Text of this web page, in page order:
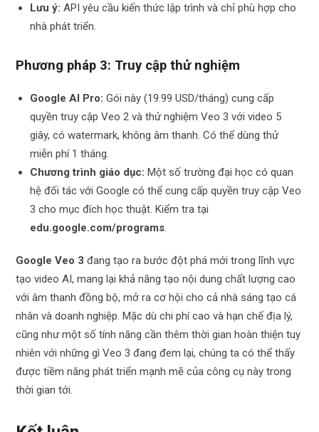
Lưu ý: API yêu cầu kiến thức lập trình và chỉ phù hợp cho
nhà phát triển.
Phương pháp 3: Truy cập thử nghiệm
Google AI Pro: Gói này (19.99 USD/tháng) cung cấp
quyền truy cập Veo 2 và thử nghiệm Veo 3 với video 5
giây, có watermark, không âm thanh. Có thể dùng thử
miễn phí 1 tháng.
Chương trình giáo dục: Một số trường đại học có quan
hệ đối tác với Google có thể cung cấp quyền truy cập Veo
3 cho mục đích học thuật. Kiểm tra tại
edu.google.com/programs
Google Veo 3 đang tạo ra bước đột phá mới trong lĩnh vực
tạo video AI, mang lại khả năng tạo nội dung chất lượng cao
với âm thanh đồng bộ, mở ra cơ hội cho cả nhà sáng tạo cá
nhân và doanh nghiệp. Mặc dù chi phí cao và hạn chế địa lý,
cũng như một số tính năng cần thêm thời gian hoàn thiện tuy
nhiên với những gì Veo 3 đang đem lại, chúng ta có thể thấy
được tiềm năng phát triển mạnh mẽ của công cụ này trong
thời gian tới.